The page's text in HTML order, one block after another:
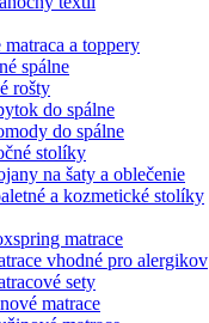
matraca a toppery
spálne
rošty
do spálne
do spálne
stolíky
na šaty a oblečenie
a kozmetické stolíky
matrace
vhodné pro alergikov
sety
matrace